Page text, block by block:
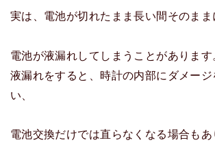
実は、電池が切れたまま長い間そのまま
電池が液漏れしてしまうことがあります
液漏れをすると、時計の内部にダメージ
い、
電池交換だけでは直らなくなる場合もあ